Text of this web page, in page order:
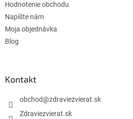
Hodnotenie obchodu
Napíšte nám
Moja objednávka
Blog
Kontakt
obchod@zdraviezvierat.sk
Zdraviezvierat.sk